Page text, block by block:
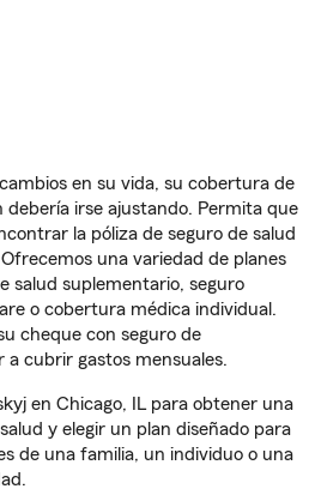
en su vida, su cobertura de
debería irse ajustando. Permita que
la póliza de seguro de salud
una variedad de planes
salud suplementario, seguro
o cobertura médica individual.
cheque con seguro de
a cubrir gastos mensuales.
en Chicago, IL para obtener una
y elegir un plan diseñado para
de una familia, un individuo o una